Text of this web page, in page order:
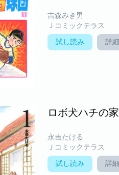
吉森みき男
Ｊコミックテラス
試し読み 詳細
ロボ犬ハチの家
永吉たける
Ｊコミックテラス
試し読み 詳細